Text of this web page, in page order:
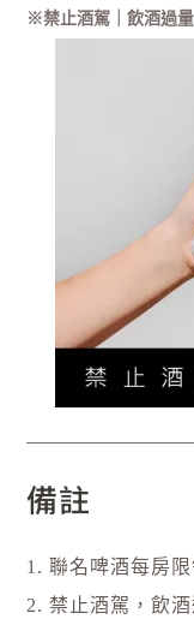
※禁止酒駕｜飲酒過
備註
1. 聯名啤酒每房
2. 禁止酒駕，飲